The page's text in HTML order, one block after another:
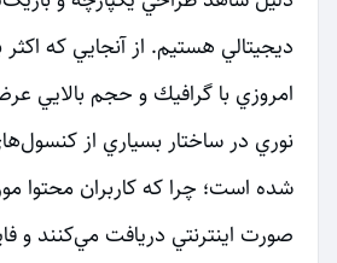
ديجيتالي هستيم. از آنجايي كه اكثر
امروزي با گرافيك و حجم بالايي
نوري در ساختار بسياري از
شده است؛ چرا كه كاربران محتوا
صورت اينترنتي دريافت مي‌كنند و